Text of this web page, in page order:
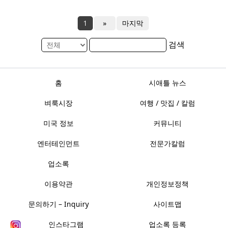
1 » 마지막
검색
홈 시애틀 뉴스
벼룩시장 여행 / 맛집 / 칼럼
미국 정보 커뮤니티
엔터테인먼트 전문가칼럼
업소록
이용약관 개인정보정책
문의하기 – Inquiry 사이트맵
인스타그램 업소록 등록